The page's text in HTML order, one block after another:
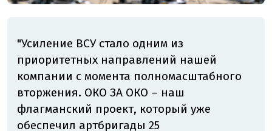
"Усиление ВСУ стало одним из
приоритетных направлений нашей
компании с момента полномасштабного
вторжения. ОКО ЗА ОКО – наш
флагманский проект, который уже
обеспечил артбригады 25